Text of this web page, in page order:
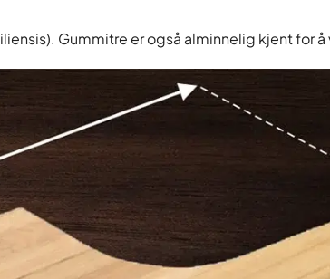
Gummitre er også alminnelig kjent for